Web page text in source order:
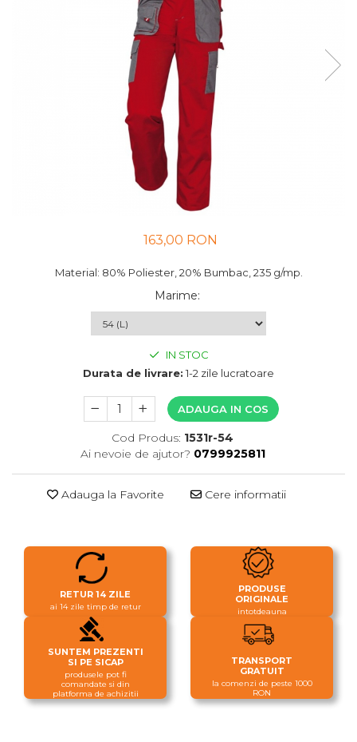
163,00 RON
Material: 80% Poliester, 20% Bumbac, 235 g/mp.
Marime:
IN STOC
Durata de livrare: 1-2 zile lucratoare
ADAUGA IN COS
Cod Produs: 1531r-54
Ai nevoie de ajutor? 0799925811
Adauga la Favorite Cere informatii
RETUR 14 ZILE
ai 14 zile timp de retur
PRODUSE
ORIGINALE
intotdeauna
SUNTEM PREZENTI
SI PE SICAP
produsele pot fi
comandate si din
platforma de achizitii
TRANSPORT
GRATUIT
la comenzi de peste 1000
RON